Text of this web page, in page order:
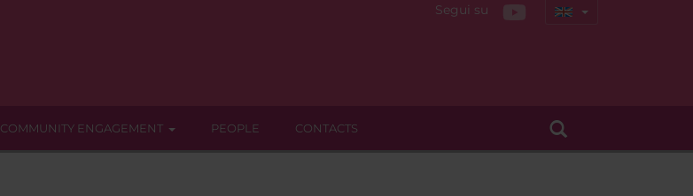
Segui su
COMMUNITY ENGAGEMENT PEOPLE CONTACTS